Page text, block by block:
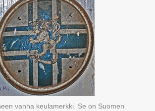
vanha keulamerkki. Se on Suomen